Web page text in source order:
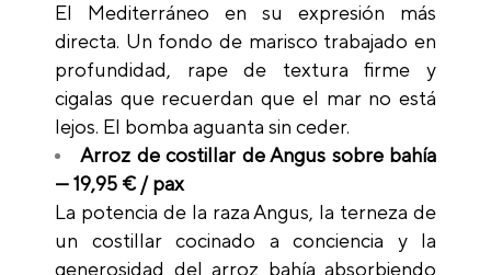
El Mediterráneo en su expresión más
directa. Un fondo de marisco trabajado en
profundidad, rape de textura firme y
cigalas que recuerdan que el mar no está
lejos. El bomba aguanta sin ceder.
Arroz de costillar de Angus sobre bahía
— 19,95 € / pax
La potencia de la raza Angus, la terneza de
un costillar cocinado a conciencia y la
generosidad del arroz bahía absorbiendo